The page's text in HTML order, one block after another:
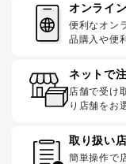
オンライ
便利なオン
品購入や便
ネットで
店舗で受け
り店舗をお
取り扱い
簡単操作で